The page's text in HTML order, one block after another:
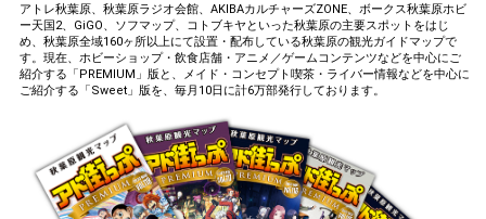
アトレ秋葉原、秋葉原ラジオ会館、AKIBAカルチャーズZONE、ボークス秋葉原ホビ
ー天国2、GiGO、ソフマップ、コトブキヤといった秋葉原の主要スポットをはじ
め、秋葉原全域160ヶ所以上にて設置・配布している秋葉原の観光ガイドマップで
す。現在、ホビーショップ・飲食店舗・アニメ／ゲームコンテンツなどを中心にご
紹介する「PREMIUM」版と、メイド・コンセプト喫茶・ライバー情報などを中心に
ご紹介する「Sweet」版を、毎月10日に計6万部発行しております。